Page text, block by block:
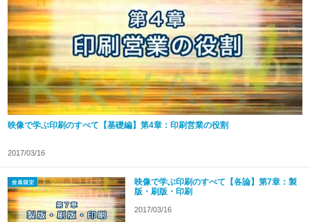
映像で学ぶ印刷のすべて【基礎編】第4章：印刷営業の役割
2017/03/16
映像で学ぶ印刷のすべて【各論】第7章：製
版・刷版・印刷
2017/03/16